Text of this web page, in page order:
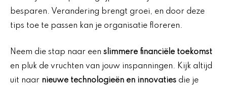
besparen. Verandering brengt groei, en door deze
tips toe te passen kan je organisatie floreren.
Neem die stap naar een slimmere financiële toekomst
en pluk de vruchten van jouw inspanningen. Kijk altijd
uit naar nieuwe technologieën en innovaties die je